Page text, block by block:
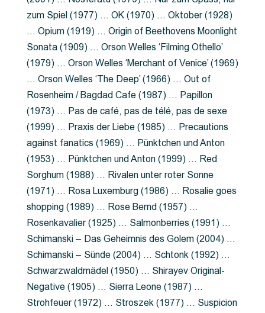
zum Spiel (1977) … OK (1970) … Oktober (1928)
… Opium (1919) … Origin of Beethovens Moonlight
Sonata (1909) … Orson Welles ‘Filming Othello’
(1979) … Orson Welles ‘Merchant of Venice’ (1969)
… Orson Welles ‘The Deep’ (1966) … Out of
Rosenheim / Bagdad Cafe (1987) … Papillon
(1973) … Pas de café, pas de télé, pas de sexe
(1999) … Praxis der Liebe (1985) … Precautions
against fanatics (1969) … Pünktchen und Anton
(1953) … Pünktchen und Anton (1999) … Red
Sorghum (1988) … Rivalen unter roter Sonne
(1971) … Rosa Luxemburg (1986) … Rosalie goes
shopping (1989) … Rose Bernd (1957) …
Rosenkavalier (1925) … Salmonberries (1991) …
Schimanski – Das Geheimnis des Golem (2004) …
Schimanski – Sünde (2004) … Schtonk (1992) …
Schwarzwaldmädel (1950) … Shirayev Original-
Negative (1905) … Sierra Leone (1987) …
Strohfeuer (1972) … Stroszek (1977) … Suspicion